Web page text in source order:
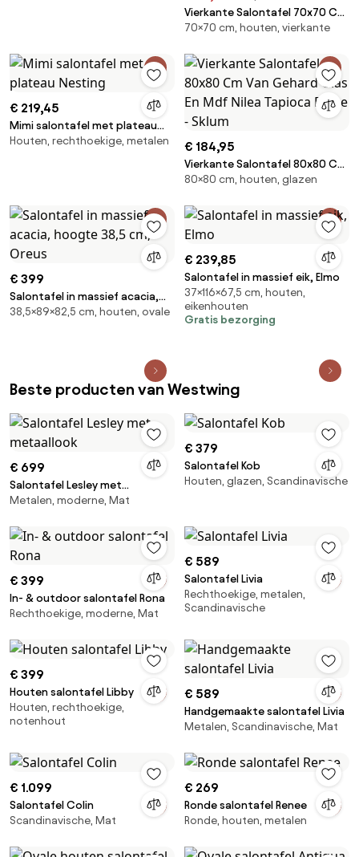
Vierkante Salontafel 70x70 Cm
Van Acaciahout Famara Lichte
70×70 cm, houten, vierkante
€ 219,45
Mimi salontafel met plateau
Nesting
Houten, rechthoekige, metalen € 184,95
Vierkante Salontafel 80x80 Cm
Van Gehard Glas En Mdf Nilea
80×80 cm, houten, glazen
€ 399
Salontafel in massief acacia,
hoogte 38,5 cm, Oreus
38,5×89×82,5 cm, houten, ovale
€ 239,85
Salontafel in massief eik, Elmo
37×116×67,5 cm, houten,
eikenhouten
Gratis bezorging
Beste producten van Westwing
€ 699
Salontafel Lesley met
metaallook
Metalen, moderne, Mat
€ 379
Salontafel Kob
Houten, glazen, Scandinavische
€ 399
In- & outdoor salontafel Rona
Rechthoekige, moderne, Mat
€ 589
Salontafel Livia
Rechthoekige, metalen,
Scandinavische
€ 399
Houten salontafel Libby
Houten, rechthoekige,
notenhout
€ 589
Handgemaakte salontafel Livia
Metalen, Scandinavische, Mat
€ 1.099
Salontafel Colin
Scandinavische, Mat
€ 269
Ronde salontafel Renee
Ronde, houten, metalen